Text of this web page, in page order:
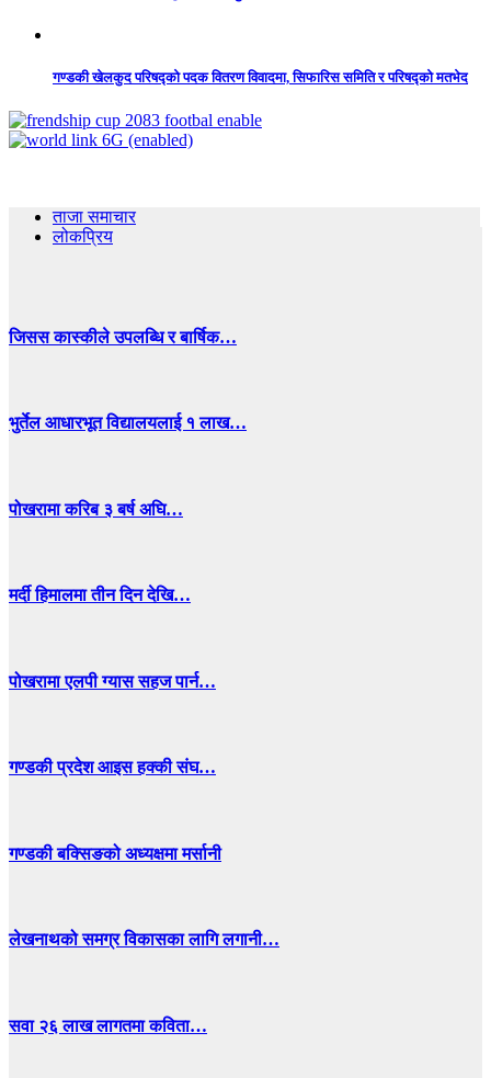
गण्डकी खेलकुद परिषद्को पदक वितरण विवादमा, सिफारिस समिति र परिषद्को मतभेद
ताजा समाचार
लोकप्रिय
जिसस कास्कीले उपलब्धि र बार्षिक…
भुर्तेल आधारभूत विद्यालयलाई १ लाख…
पोखरामा करिब ३ बर्ष अघि…
मर्दी हिमालमा तीन दिन देखि…
पोखरामा एलपी ग्यास सहज पार्न…
गण्डकी प्रदेश आइस हक्की संघ…
गण्डकी बक्सिङको अध्यक्षमा मर्सानी
लेखनाथको समग्र विकासका लागि लगानी…
सवा २६ लाख लागतमा कविता…